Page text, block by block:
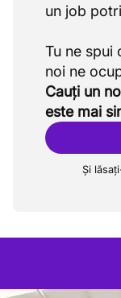
un job
Tu ne spui
Cauți un
este mai
Și